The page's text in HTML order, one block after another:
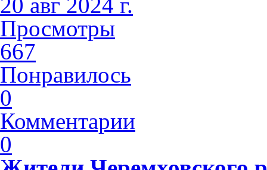
Просмотры
667
Понравилось
0
Комментарии
0